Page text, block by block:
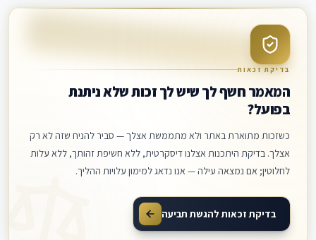
בדיקת זכאות
המאמר חשף לך שיש לך זכות שלא ניתנת
בפועל?
כשזכות מתוארת באתר ולא מתממשת אצלך — סביר להניח שזה לא רק
אצלך. בדיקת היתכנות אצלנו דיסקרטית, ללא חשיפת זהותך, ללא עלות
לחלוטין; אם נמצאה עילה — אנו נדאג למימון עלויות ההליך.
בדיקת זכאות להגשת תביעה